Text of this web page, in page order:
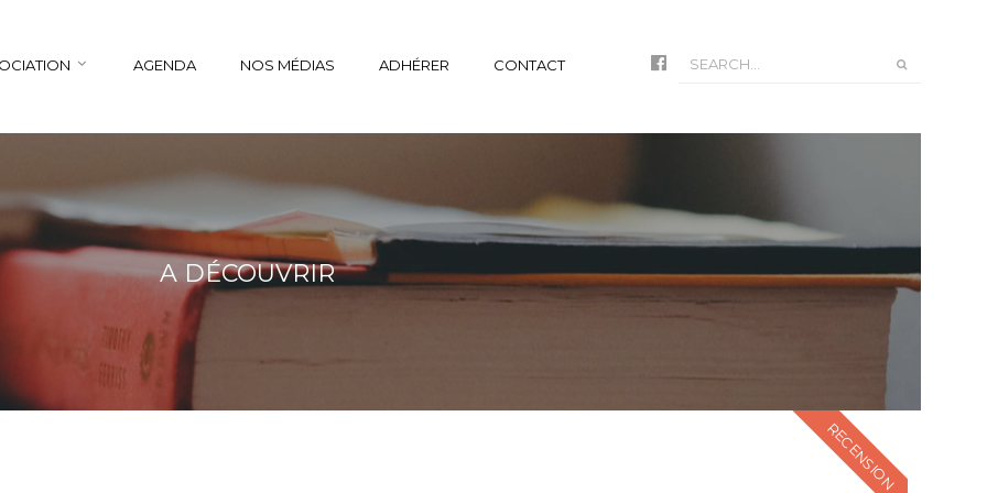
AGENDA NOS MÉDIAS ADHÉRER CONTACT
A DÉCOUVRIR
RECENSION